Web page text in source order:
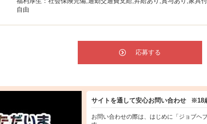
自由
応募する
サイトを通して安心お問い合わせ ※18
お問い合わせの際は、はじめに「ジョブヘ